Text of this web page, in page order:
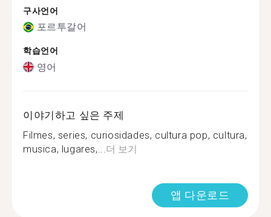
구사언어
포르투갈어
학습언어
영어
이야기하고 싶은 주제
Filmes, series, curiosidades, cultura pop, cultura,
musica, lugares,... 더 보기
앱 다운로드